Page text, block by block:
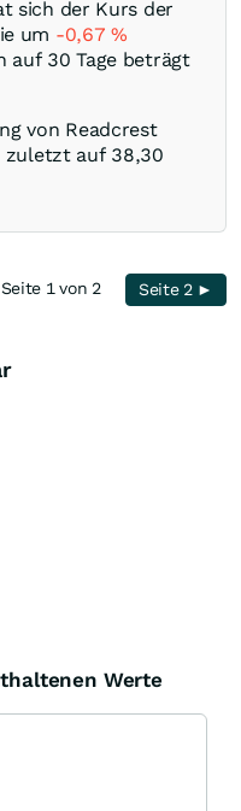
sich der Kurs der
um -0,67%
auf 30 Tage beträgt
von Readcrest
zuletzt auf 38,30
Seite 1 von 2 Seite 2 ►
Werte